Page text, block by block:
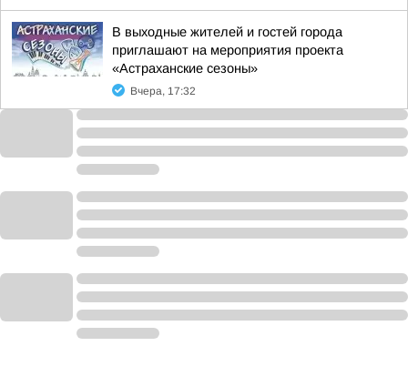
В выходные жителей и гостей города
приглашают на мероприятия проекта
«Астраханские сезоны»
Вчера, 17:32